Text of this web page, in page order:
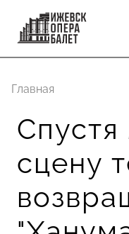
Главная
Спустя
сцену